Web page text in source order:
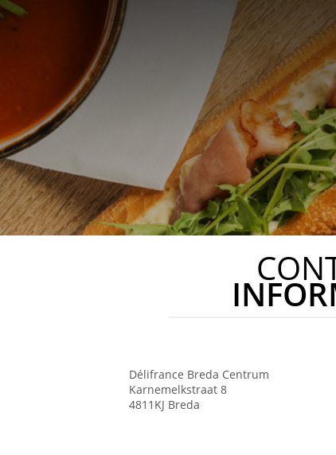
Délifrance Breda Centrum
Karnemelkstraat 8
4811KJ Breda